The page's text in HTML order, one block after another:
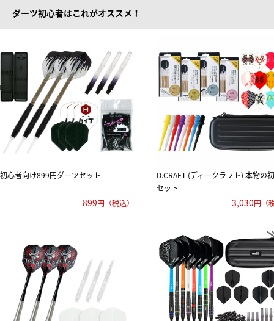
ダーツ初心者はこれがオススメ！
初心者向け899円ダーツセット
899
D.CRAFT (ディークラフト) 本物の
セット
3,030